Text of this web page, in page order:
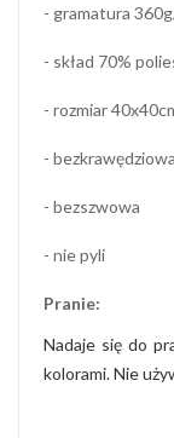
- gramatura
- skład 70%
- rozmiar
- bezkrawędziowa
- bezszwowa
- nie pyli
Pranie:
Nadaje się do
kolorami. Nie